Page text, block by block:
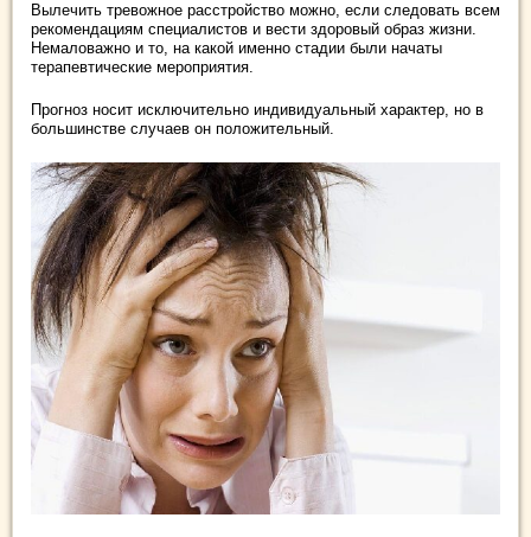
Вылечить тревожное расстройство можно, если следовать всем
рекомендациям специалистов и вести здоровый образ жизни.
Немаловажно и то, на какой именно стадии были начаты
терапевтические мероприятия.
Прогноз носит исключительно индивидуальный характер, но в
большинстве случаев он положительный.